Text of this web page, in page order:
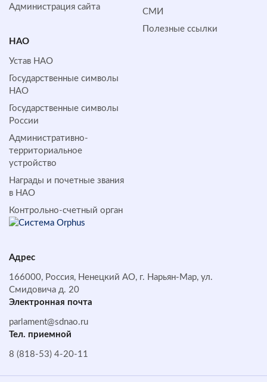
Администрация сайта
СМИ
Полезные ссылки
НАО
Устав НАО
Государственные символы
НАО
Государственные символы
России
Административно-
территориальное
устройство
Награды и почетные звания
в НАО
Контрольно-счетный орган
Адрес
166000, Россия, Ненецкий АО, г. Нарьян-Мар, ул.
Смидовича д. 20
Электронная почта
parlament@sdnao.ru
Тел. приемной
8 (818-53) 4-20-11